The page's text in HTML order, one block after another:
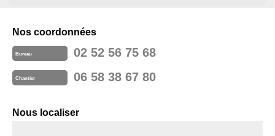
Nos coordonnées
Bureau 02 52 56 75 68
Chantier 06 58 38 67 80
Nous localiser